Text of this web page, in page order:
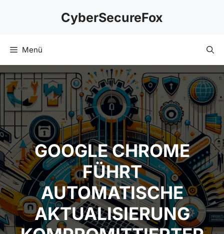
CyberSecureFox
Menü
GOOGLE CHROME
FÜHRT
AUTOMATISCHE
AKTUALISIERUNG